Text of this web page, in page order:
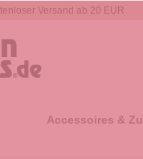
springen
Versand ab 20 EUR
Accessoires &